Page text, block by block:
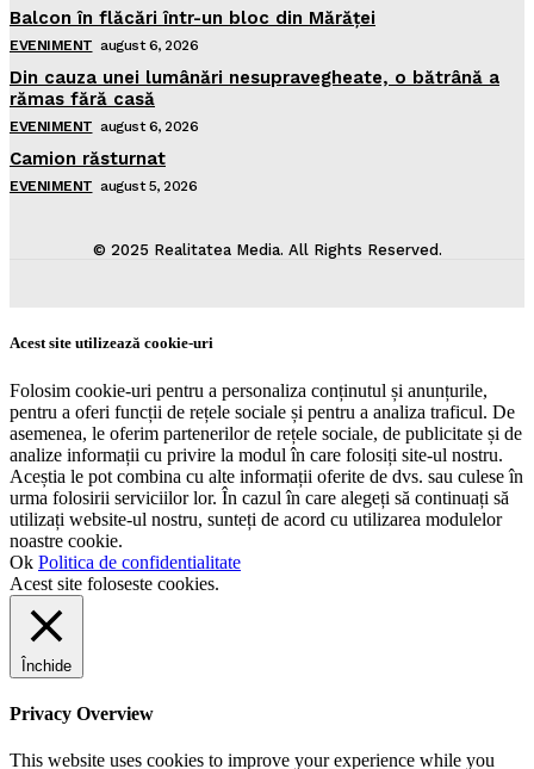
Balcon în flăcări într-un bloc din Mărăţei
EVENIMENT august 6, 2026
Din cauza unei lumânări nesupravegheate, o bătrână a
rămas fără casă
EVENIMENT august 6, 2026
Camion răsturnat
EVENIMENT august 5, 2026
© 2025 Realitatea Media. All Rights Reserved.
Acest site utilizează cookie-uri
Folosim cookie-uri pentru a personaliza conținutul și anunțurile,
pentru a oferi funcții de rețele sociale și pentru a analiza traficul. De
asemenea, le oferim partenerilor de rețele sociale, de publicitate și de
analize informații cu privire la modul în care folosiți site-ul nostru.
Aceștia le pot combina cu alte informații oferite de dvs. sau culese în
urma folosirii serviciilor lor. În cazul în care alegeți să continuați să
utilizați website-ul nostru, sunteți de acord cu utilizarea modulelor
noastre cookie.
Ok Politica de confidentialitate
Acest site foloseste cookies.
Închide
Privacy Overview
This website uses cookies to improve your experience while you